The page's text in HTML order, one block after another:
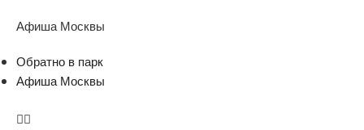
Афиша Москвы
Обратно в парк
Афиша Москвы